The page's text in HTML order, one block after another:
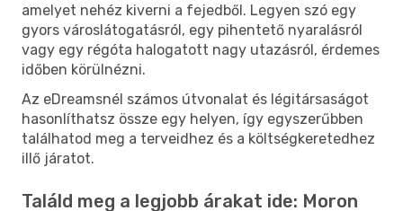
amelyet nehéz kiverni a fejedből. Legyen szó egy
gyors városlátogatásról, egy pihentető nyaralásról
vagy egy régóta halogatott nagy utazásról, érdemes
időben körülnézni.
Az eDreamsnél számos útvonalat és légitársaságot
hasonlíthatsz össze egy helyen, így egyszerűbben
találhatod meg a terveidhez és a költségkeretedhez
illő járatot.
Találd meg a legjobb árakat ide: Moron